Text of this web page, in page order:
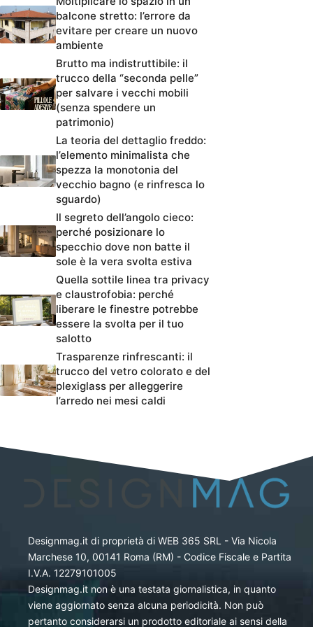
balcone stretto: l’errore da
evitare per creare un nuovo
ambiente
Brutto ma indistruttibile: il
trucco della “seconda pelle”
per salvare i vecchi mobili
(senza spendere un
patrimonio)
La teoria del dettaglio freddo:
l’elemento minimalista che
spezza la monotonia del
vecchio bagno (e rinfresca lo
sguardo)
Il segreto dell’angolo cieco:
perché posizionare lo
specchio dove non batte il
sole è la vera svolta estiva
Quella sottile linea tra privacy
e claustrofobia: perché
liberare le finestre potrebbe
essere la svolta per il tuo
salotto
Trasparenze rinfrescanti: il
trucco del vetro colorato e del
plexiglass per alleggerire
l’arredo nei mesi caldi
Designmag.it di proprietà di WEB 365 SRL - Via Nicola
Marchese 10, 00141 Roma (RM) - Codice Fiscale e Partita
I.V.A. 12279101005
Designmag.it non è una testata giornalistica, in quanto
viene aggiornato senza alcuna periodicità. Non può
pertanto considerarsi un prodotto editoriale ai sensi della